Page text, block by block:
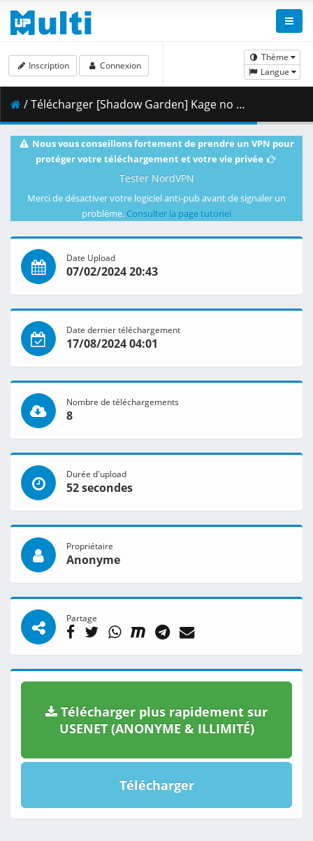
Thème
Langue
Inscription Connexion
/ Télécharger [Shadow Garden] Kage no Jitsuryokusha ni Naritakute_ 2nd Season - 01 [C2840BEB] [BDRip 1080p HEVC FLAC].mkv.004 ( 460.47 MB )
Nous vous conseillons fortement de prendre un VPN pour
protéger votre téléchargement et votre vie privée
Tester NordVPN
Merci de désactiver votre logiciel anti-pub avant de signaler un
problème. Consulter la page tutoriel
Date Upload
07/02/2024 20:43
Date dernier téléchargement
17/08/2024 04:01
Nombre de téléchargements
8
Durée d'upload
52 secondes
Propriétaire
Anonyme
Partage
Télécharger plus rapidement sur
USENET (ANONYME & ILLIMITÉ)
Télécharger